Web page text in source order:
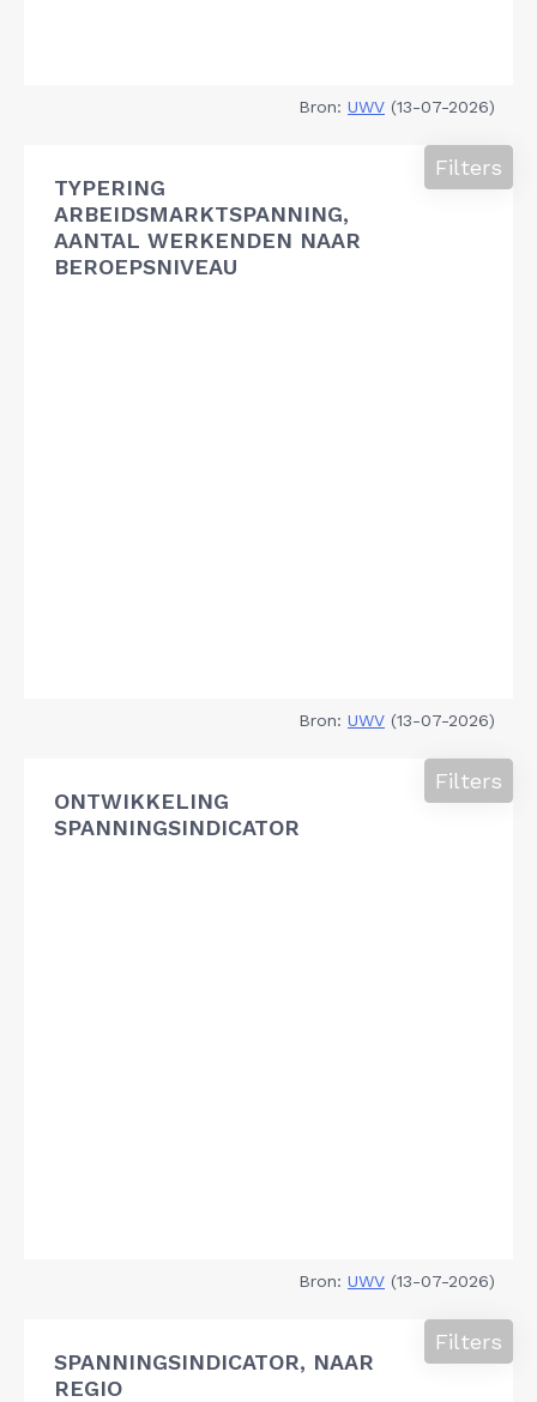
Bron: UWV (13-07-2026)
TYPERING
ARBEIDSMARKTSPANNING,
AANTAL WERKENDEN NAAR
BEROEPSNIVEAU
Filters
Bron: UWV (13-07-2026)
ONTWIKKELING
SPANNINGSINDICATOR
Filters
Bron: UWV (13-07-2026)
SPANNINGSINDICATOR, NAAR
REGIO
Filters